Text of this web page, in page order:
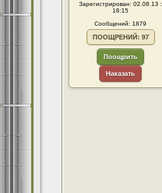
Зарегистрирован: 02.08.13 :
18:15
Сообщений: 1879
ПООЩРЕНИЙ: 97
Поощрить
Наказать